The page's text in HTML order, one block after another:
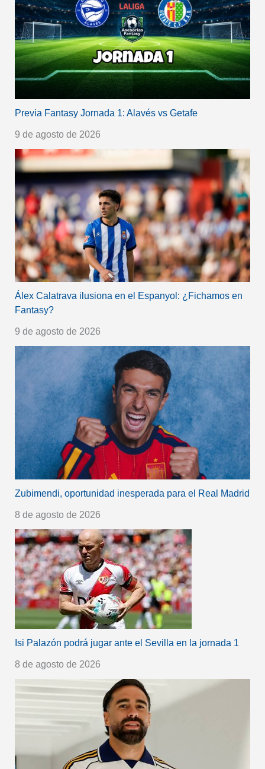
Previa Fantasy Jornada 1: Alavés vs Getafe
9 de agosto de 2026
Álex Calatrava ilusiona en el Espanyol: ¿Fichamos en
Fantasy?
9 de agosto de 2026
Zubimendi, oportunidad inesperada para el Real Madrid
8 de agosto de 2026
Isi Palazón podrá jugar ante el Sevilla en la jornada 1
8 de agosto de 2026